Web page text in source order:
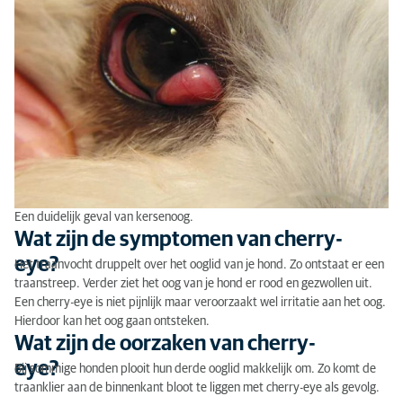
Een duidelijk geval van kersenoog.
Wat zijn de symptomen van cherry-
eye?
Het traanvocht druppelt over het ooglid van je hond. Zo ontstaat er een
traanstreep. Verder ziet het oog van je hond er rood en gezwollen uit.
Een cherry-eye is niet pijnlijk maar veroorzaakt wel irritatie aan het oog.
Hierdoor kan het oog gaan ontsteken.
Wat zijn de oorzaken van cherry-
eye?
Bij sommige honden plooit hun derde ooglid makkelijk om. Zo komt de
traanklier aan de binnenkant bloot te liggen met cherry-eye als gevolg.